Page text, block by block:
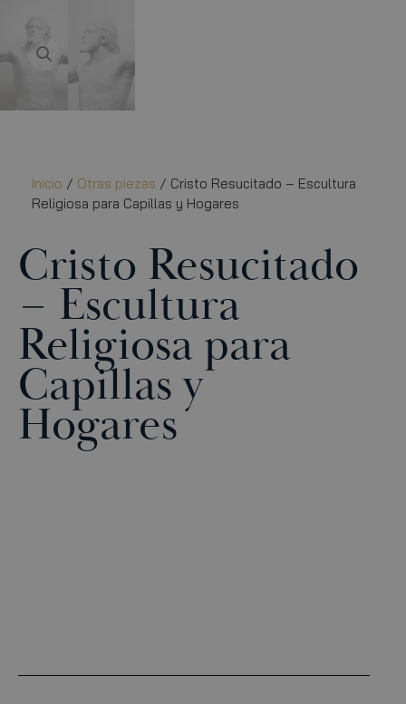
Inicio / Otras piezas / Cristo Resucitado – Escultura
Religiosa para Capillas y Hogares
Cristo Resucitado
– Escultura
Religiosa para
Capillas y
Hogares